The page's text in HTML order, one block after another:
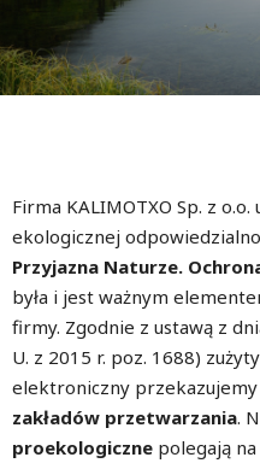
Firma KALIMOTXO Sp. z
ekologicznej
Przyjazna Naturze.
była i jest ważnym
firmy. Zgodnie z ustawą z
U. z 2015 r. poz. 1688)
elektroniczny przekazujemy
zakładów przetwarzania.
proekologiczne polegają na